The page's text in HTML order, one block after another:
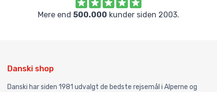
Mere end 500.000 kunder siden 2003.
Danski shop
Danski har siden 1981 udvalgt de bedste rejsemål i Alperne og